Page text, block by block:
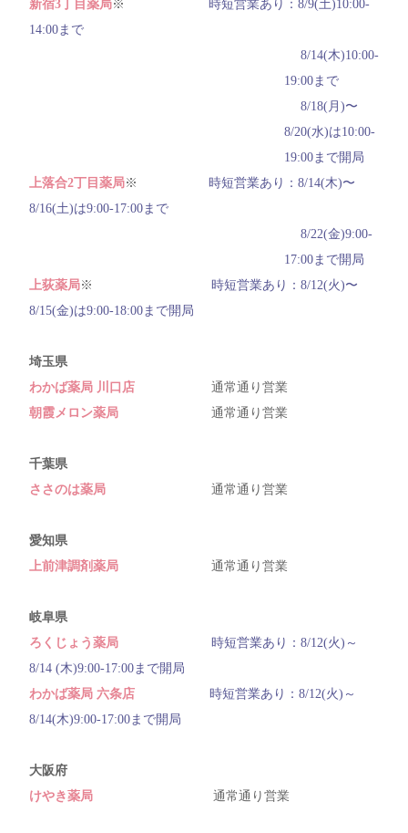
新宿3丁目薬局※
時短営業あり：8/9(土)10:00-
14:00まで
8/14(木)10:00-
19:00まで
8/18(月)〜
8/20(水)は10:00-
19:00まで開局
上落合2丁目薬局※ 時短営業あり：8/14(木)〜
8/16(土)は9:00-17:00まで
8/22(金)9:00-
17:00まで開局
上荻薬局※ 時短営業あり：8/12(火)〜
8/15(金)は9:00-18:00まで開局
埼玉県
わかば薬局 川口店 通常通り営業
朝霞メロン薬局 通常通り営業
千葉県
ささのは薬局 通常通り営業
愛知県
上前津調剤薬局 通常通り営業
岐阜県
ろくじょう薬局
時短営業あり：8/12(火)～
8/14 (木)9:00-17:00まで開局
わかば薬局 六条店
時短営業あり：8/12(火)～
8/14(木)9:00-17:00まで開局
大阪府
けやき薬局
通常通り営業